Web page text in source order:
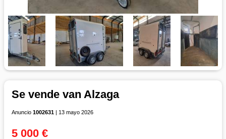
Se vende van Alzaga
Anuncio 1002631 | 13 mayo 2026
5 000 €